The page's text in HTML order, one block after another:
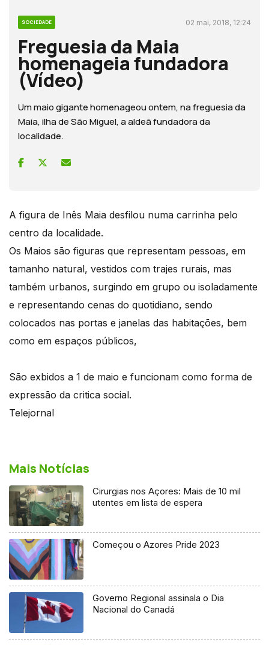
SOCIEDADE 02 mai, 2018, 12:24
Freguesia da Maia
homenageia fundadora
(Vídeo)
Um maio gigante homenageou ontem, na freguesia da
Maia, ilha de São Miguel, a aldeã fundadora da
localidade.
A figura de Inês Maia desfilou numa carrinha pelo
centro da localidade.
Os Maios são figuras que representam pessoas, em
tamanho natural, vestidos com trajes rurais, mas
também urbanos, surgindo em grupo ou isoladamente
e representando cenas do quotidiano, sendo
colocados nas portas e janelas das habitações, bem
como em espaços públicos,
São exbidos a 1 de maio e funcionam como forma de
expressão da critica social.
Telejornal
Mais Notícias
Cirurgias nos Açores: Mais de 10 mil
utentes em lista de espera
Começou o Azores Pride 2023
Governo Regional assinala o Dia
Nacional do Canadá